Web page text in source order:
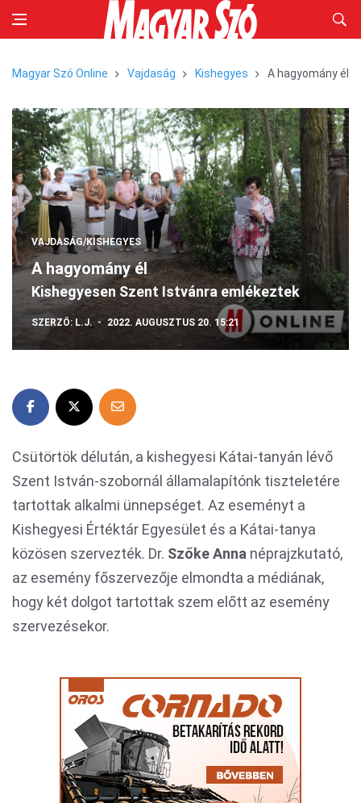
Magyar Szó Online Vajdaság Kishegyes A hagyomány él
VAJDASÁG/KISHEGYES
A hagyomány él
Kishegyesen Szent Istvánra emlékeztek
SZERZŐ: L.J. 2022. AUGUSZTUS 20. 15:21
Csütörtök délután, a kishegyesi Kátai-tanyán lévő
Szent István-szobornál államalapítónk tiszteletére
tartottak alkalmi ünnepséget. Az eseményt a
Kishegyesi Értéktár Egyesület és a Kátai-tanya
közösen szervezték. Dr. Szőke Anna néprajzkutató,
az esemény főszervezője elmondta a médiának,
hogy két dolgot tartottak szem előtt az esemény
szervezésekor.